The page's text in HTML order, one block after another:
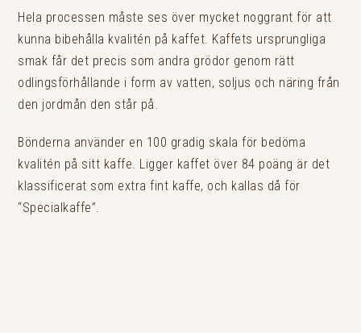
Hela processen måste ses över mycket noggrant för att
kunna bibehålla kvalitén på kaffet. Kaffets ursprungliga
smak får det precis som andra grödor genom rätt
odlingsförhållande i form av vatten, soljus och näring från
den jordmån den står på.
Bönderna använder en 100 gradig skala för bedöma
kvalitén på sitt kaffe. Ligger kaffet över 84 poäng är det
klassificerat som extra fint kaffe, och kallas då för
“Specialkaffe”.